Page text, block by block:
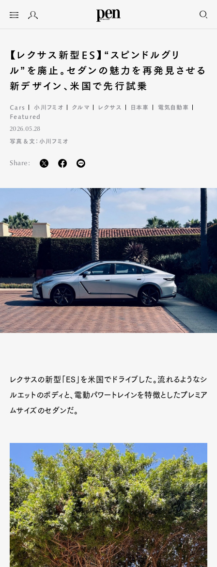
【レクサス新型ES】“スピンドルグリ
ル”を廃止。セダンの魅力を再発見させる
新デザイン、米国で先行試乗
Cars 小川フミオ クルマ レクサス 日本車
電気自動車
Featured
2026.05.28
写真＆文：小川フミオ
Share:
レクサスの新型「ES」を米国でドライブした。流れるようなシ
ルエットのボディと、電動パワートレインを特徴としたプレミア
ムサイズのセダンだ。